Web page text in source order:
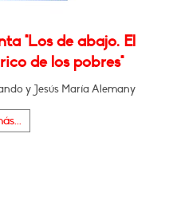
"Los de abajo. El
de los pobres"
y Jesús María Alemany